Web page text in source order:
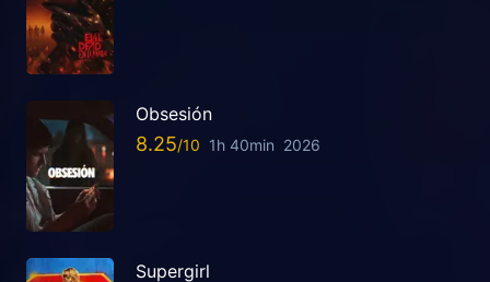
Obsesión
8.25 1h 40min 2026
Supergirl